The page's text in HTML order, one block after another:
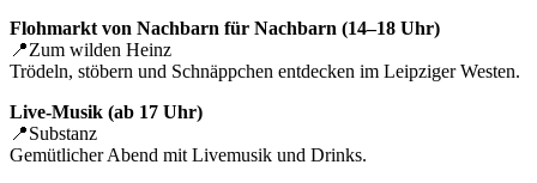
Flohmarkt von Nachbarn für Nachbarn (14–18 Uhr)
📍Zum wilden Heinz
Trödeln, stöbern und Schnäppchen entdecken im Leipziger Westen.
Live-Musik (ab 17 Uhr)
📍Substanz
Gemütlicher Abend mit Livemusik und Drinks.